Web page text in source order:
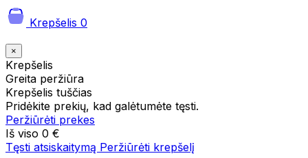
Krepšelis 0
×
Krepšelis
Greita peržiūra
Krepšelis tuščias
Pridėkite prekių, kad galėtumėte tęsti.
Peržiūrėti prekes
Iš viso 0 €
Tęsti atsiskaitymą Peržiūrėti krepšelį